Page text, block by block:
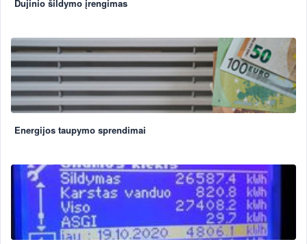
Dujinio šildymo įrengimas
Energijos taupymo sprendimai